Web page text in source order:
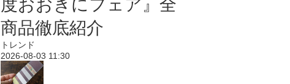
度おおきにフェア』全
商品徹底紹介
トレンド
2026-08-03 11:30